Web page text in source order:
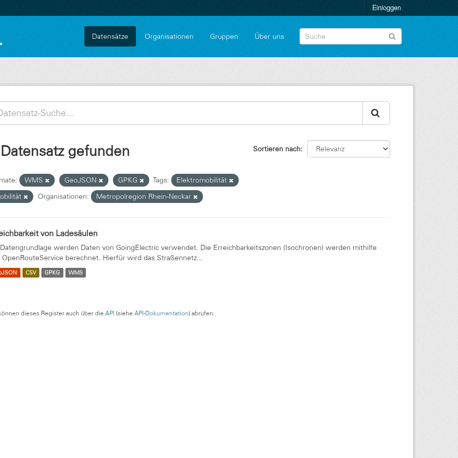
Einloggen
Datensätze Organisationen Gruppen Über uns
Sortieren nach
gefunden
WMS GeoJSON GPKG Tags:
Elektromobilität
Organisationen: Metropolregion Rhein-Neckar
von Ladesäulen
werden Daten von GoingElectric verwendet. Die Erreichbarkeitszonen (Isochronen) werden mithilfe
OpenRouteService berechnet. Hierfür wird das Straßennetz...
CSV GPKG WMS
dieses Register auch über die API (siehe API-Dokumentation) abrufen.